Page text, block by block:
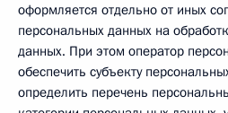
оформляется отдельно от иных
персональных данных на
данных. При этом оператор
обеспечить субъекту
определить перечень